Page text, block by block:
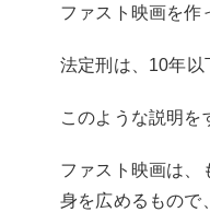
ファスト映画を作
法定刑は、10年以
このような説明を
ファスト映画は、
身を広めるもので